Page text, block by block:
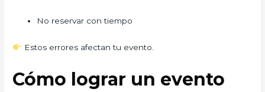
No reservar con tiempo
Estos errores afectan tu evento.
Cómo lograr un evento